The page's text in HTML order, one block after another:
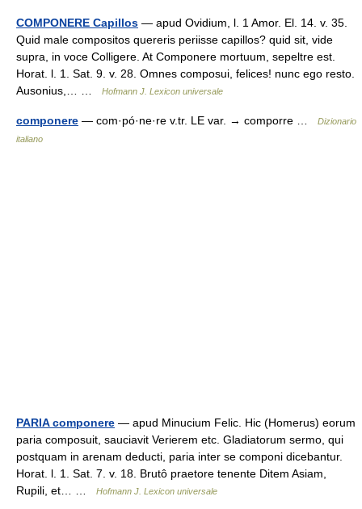
COMPONERE Capillos — apud Ovidium, l. 1 Amor. El. 14. v. 35.
Quid male compositos quereris periisse capillos? quid sit, vide
supra, in voce Colligere. At Componere mortuum, sepeltre est.
Horat. l. 1. Sat. 9. v. 28. Omnes composui, felices! nunc ego resto.
Ausonius,… …
Hofmann J. Lexicon universale
componere — com·pó·ne·re v.tr. LE var. → comporre …
Dizionario
italiano
PARIA componere — apud Minucium Felic. Hic (Homerus) eorum
paria composuit, sauciavit Verierem etc. Gladiatorum sermo, qui
postquam in arenam deducti, paria inter se componi dicebantur.
Horat. l. 1. Sat. 7. v. 18. Brutô praetore tenente Ditem Asiam,
Rupili, et… …
Hofmann J. Lexicon universale